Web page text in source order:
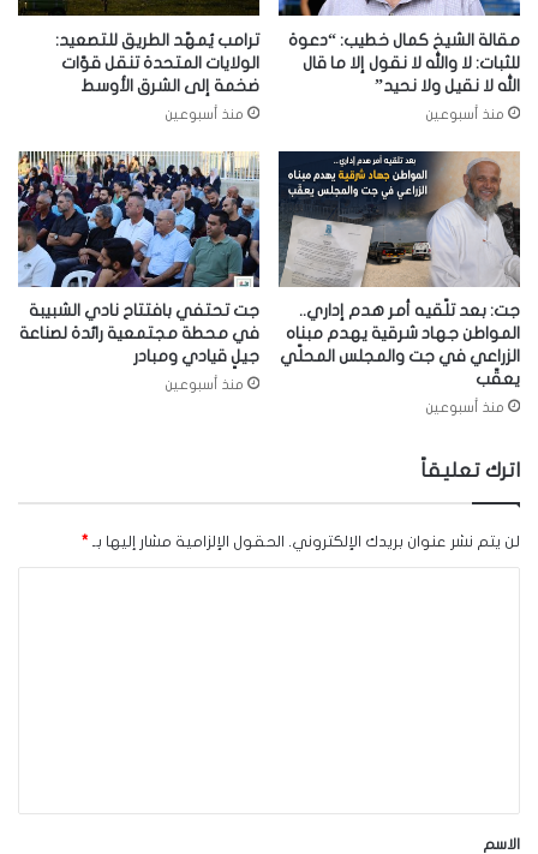
مقالة الشيخ كمال خطيب: “دعوة
للثبات: لا والله لا نقول إلا ما قال
الله لا نقيل ولا نحيد”
منذ أسبوعين
ترامب يُمهّد الطريق للتصعيد:
الولايات المتحدة تنقل قوّات
ضخمة إلى الشرق الأوسط
منذ أسبوعين
جت: بعد تلّقيه أمر هدم إداري..
المواطن جهاد شرقية يهدم مبناه
الزراعي في جت والمجلس المحلّي
يعقّب
منذ أسبوعين
جت تحتفي بافتتاح نادي الشبيبة
في محطة مجتمعية رائدة لصناعة
جيلٍ قيادي ومبادر
منذ أسبوعين
اترك تعليقاً
لن يتم نشر عنوان بريدك الإلكتروني. الحقول الإلزامية مشار إليها بـ *
*الاسم